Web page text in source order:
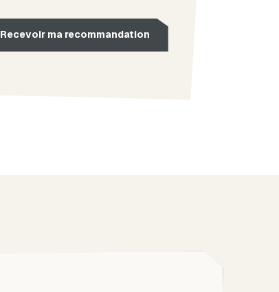
Recevoir ma recommandation